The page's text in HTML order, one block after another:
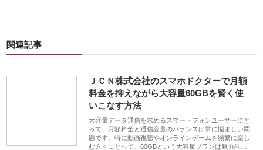
関連記事
ＪＣＮ株式会社のスマホドクターで月額
料金を抑えながら大容量60GBを賢く使
いこなす方法
大容量データ通信を求めるスマートフォンユーザーにと
って、月額料金と通信容量のバランスは常に悩ましい問
題です。特に動画視聴やオンラインゲームを頻繁に楽し
む方々にとって、60GBという大容量プランは魅力的…